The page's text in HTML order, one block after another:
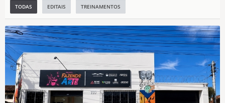
TODAS EDITAIS TREINAMENTOS